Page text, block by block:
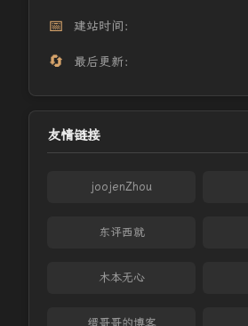
📅 建站时间：
🔄 最后更新：
友情链接
joojenZhou
东评西就
木本无心
缙哥哥的博客